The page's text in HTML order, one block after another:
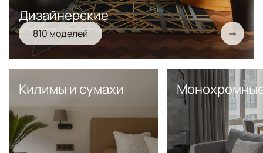
Дизайнерские
810 моделей →
Килимы и сумахи